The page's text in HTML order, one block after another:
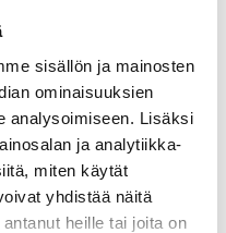
sisällön ja mainosten
ominaisuuksien
analysoimiseen. Lisäksi
ja analytiikka-
miten käytät
yhdistää näitä
heille tai joita on
18
PAIMIO
511